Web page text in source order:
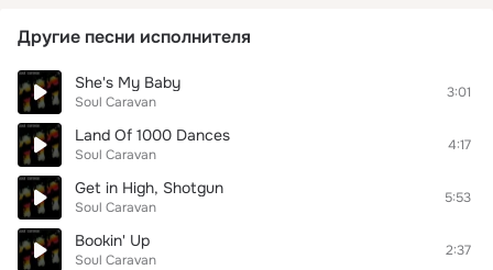
Другие песни исполнителя
She's My Baby
Soul Caravan
3:01
Land Of 1000 Dances
Soul Caravan
4:17
Get in High, Shotgun
Soul Caravan
5:53
Bookin' Up
Soul Caravan
2:37